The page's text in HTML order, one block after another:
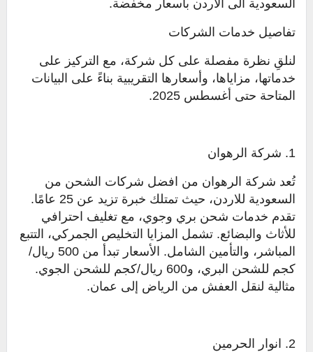
السعودية الى الاردن بأسعار مخفضة.
تفاصيل خدمات الشركات
لنلقِ نظرة مفصلة على كل شركة، مع التركيز على
خدماتها، مزاياها، وأسعارها التقريبية بناءً على البيانات
المتاحة حتى أغسطس 2025.
1. شركة الرهوان
تُعد شركة الرهوان من افضل شركات الشحن من
السعودية للاردن، حيث تمتلك خبرة تزيد عن 25 عامًا.
تقدم خدمات شحن بري وجوي، مع تغليف احترافي
للأثاث والبضائع. تشمل المزايا التخليص الجمركي، التتبع
المباشر، والتأمين الشامل. الأسعار تبدأ من 500 ريال/
كجم للشحن البري، و600 ريال/كجم للشحن الجوي.
مثالية لنقل العفش من الرياض إلى عمان.
2. انوار الحرمين